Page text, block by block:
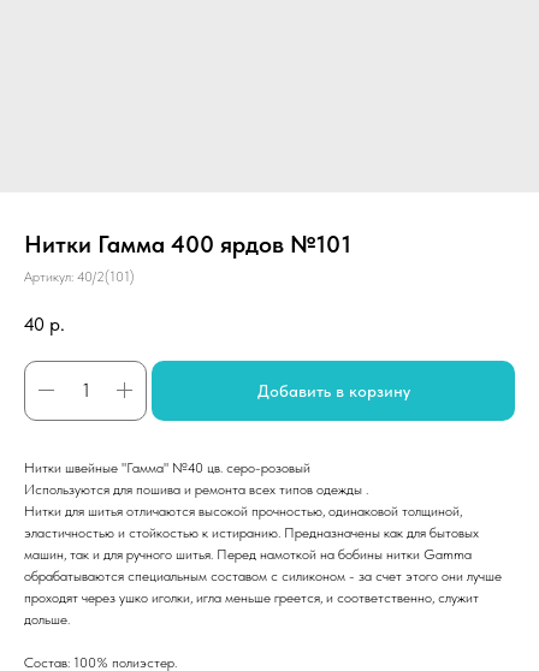
Нитки Гамма 400 ярдов №101
Артикул: 40/2(101)
40 р.
Добавить в корзину
Нитки швейные "Гамма" №40 цв. серо-розовый
Используются для пошива и ремонта всех типов одежды .
Нитки для шитья отличаются высокой прочностью, одинаковой толщиной,
эластичностью и стойкостью к истиранию. Предназначены как для бытовых
машин, так и для ручного шитья. Перед намоткой на бобины нитки Gamma
обрабатываются специальным составом с силиконом - за счет этого они лучше
проходят через ушко иголки, игла меньше греется, и соответственно, служит
дольше.
Состав: 100% полиэстер.